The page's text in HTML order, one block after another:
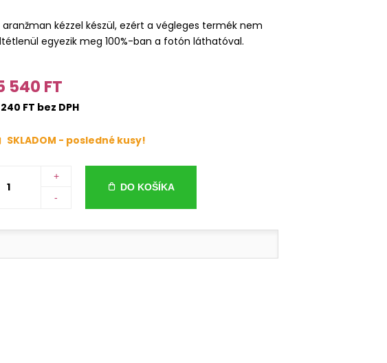
aranžman kézzel készül, ezért a végleges termék nem
egyezik meg 100%-ban a fotón láthatóval.
540 FT
240 FT bez DPH
SKLADOM - posledné kusy!
+
-
DO KOŠÍKA